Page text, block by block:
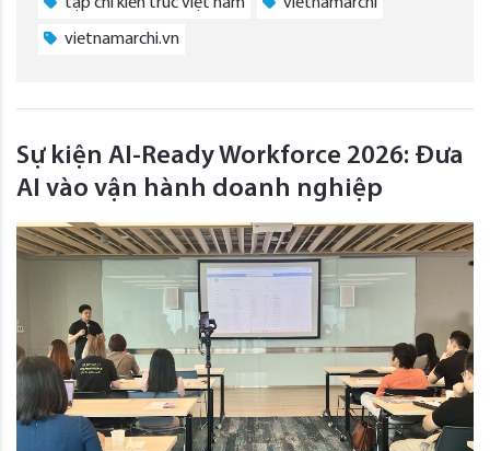
vietnamarchi.vn
Sự kiện AI-Ready Workforce 2026: Đưa
AI vào vận hành doanh nghiệp